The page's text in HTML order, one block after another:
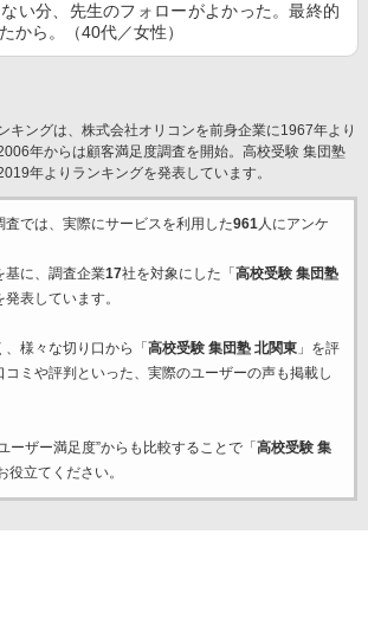
い分、先生のフォローがよかった。最終的
から。（40代／女性）
キングは、株式会社オリコンを前身企業に1967年より
年からは顧客満足度調査を開始。高校受験 集団塾
年よりランキングを発表しています。
査では、実際にサービスを利用した961人にアンケ
基に、調査企業17社を対象にした「 高校受験 集団塾
表しています。
様々な切り口から「 高校受験 集団塾 北関東」を評
ミや評判といった、実際のユーザーの声も掲載し
ーザー満足度”からも比較することで「 高校受験 集
役立てください。